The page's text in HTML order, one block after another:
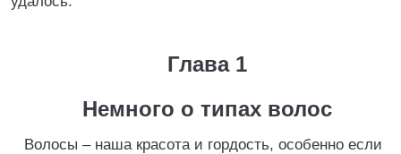
Глава 1
Немного о типах волос
Волосы – наша красота и гордость, особенно если